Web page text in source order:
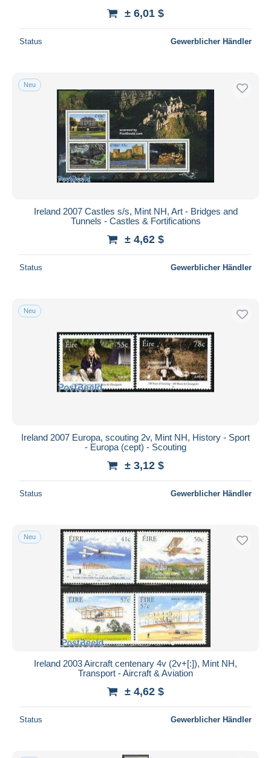
± 6,01 $
Status Gewerblicher Händler
Neu
Ireland 2007 Castles s/s, Mint NH, Art - Bridges and
Tunnels - Castles & Fortifications
± 4,62 $
Status Gewerblicher Händler
Neu
Ireland 2007 Europa, scouting 2v, Mint NH, History - Sport
- Europa (cept) - Scouting
± 3,12 $
Status Gewerblicher Händler
Neu
Ireland 2003 Aircraft centenary 4v (2v+[:]), Mint NH,
Transport - Aircraft & Aviation
± 4,62 $
Status Gewerblicher Händler